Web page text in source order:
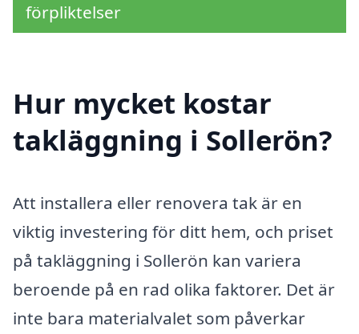
förpliktelser
Hur mycket kostar
takläggning i Sollerön?
Att installera eller renovera tak är en
viktig investering för ditt hem, och priset
på takläggning i Sollerön kan variera
beroende på en rad olika faktorer. Det är
inte bara materialvalet som påverkar